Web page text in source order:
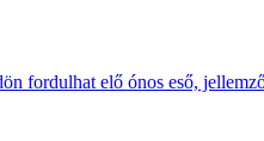
fordulhat elő ónos eső,